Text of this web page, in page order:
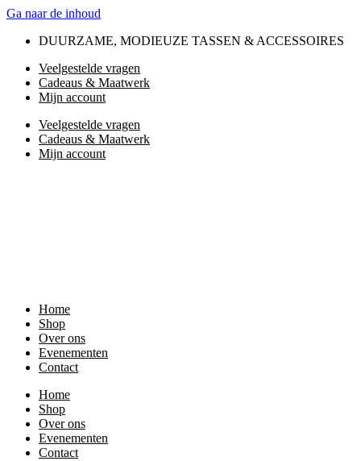
Ga naar de inhoud
DUURZAME, MODIEUZE TASSEN & ACCESSOIRES
Veelgestelde vragen
Cadeaus & Maatwerk
Mijn account
Veelgestelde vragen
Cadeaus & Maatwerk
Mijn account
Home
Shop
Over ons
Evenementen
Contact
Home
Shop
Over ons
Evenementen
Contact